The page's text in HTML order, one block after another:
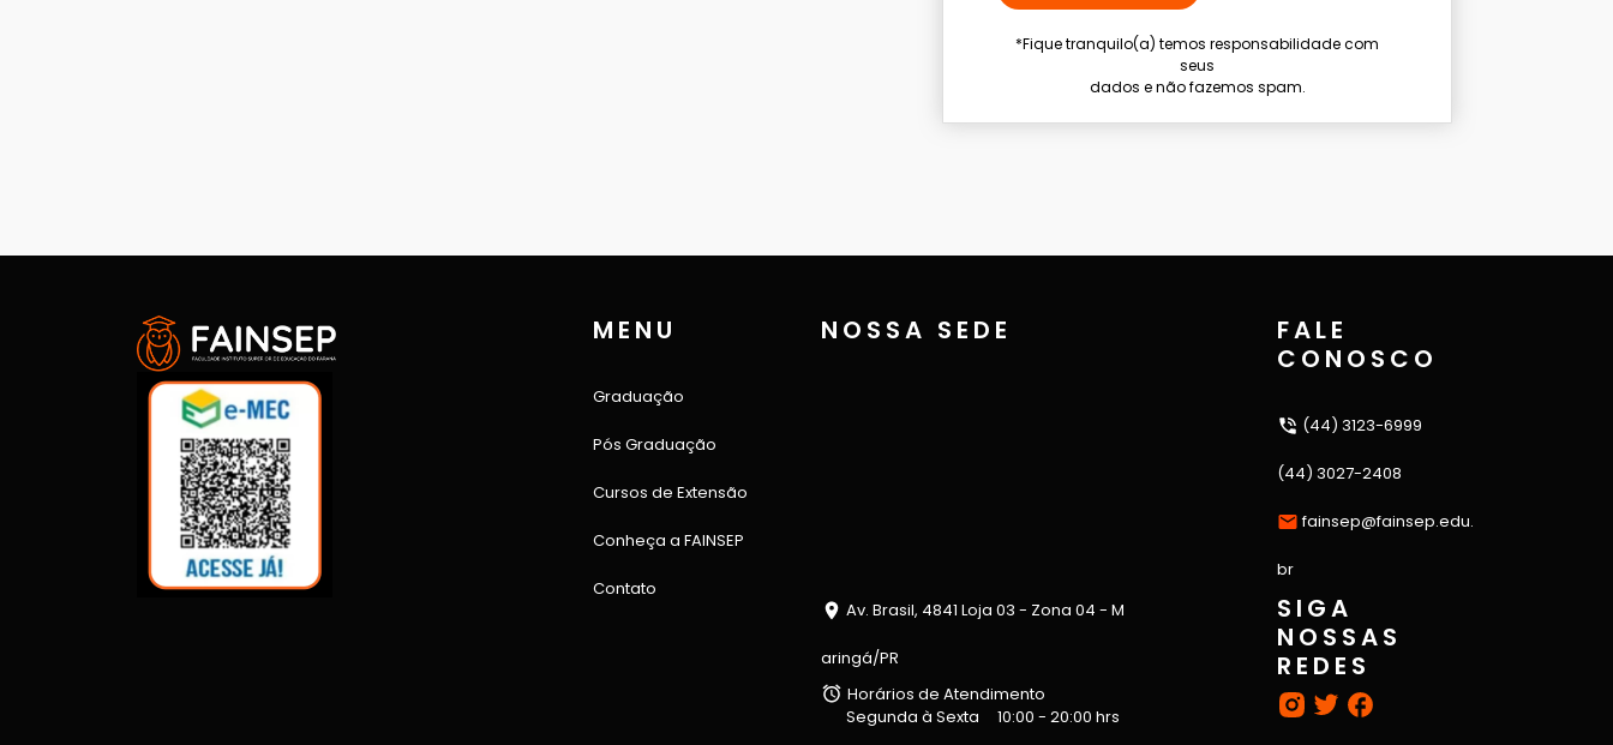
*Fique tranquilo(a) temos responsabilidade com
seus
dados e não fazemos spam.
MENU
Graduação
Pós Graduação
Cursos de Extensão
Conheça a FAINSEP
Contato
NOSSA SEDE
Av. Brasil, 4841 Loja 03 - Zona 04 - M
aringá/PR
Horários de Atendimento
Segunda à Sexta
10:00 - 20:00 hrs
FALE
CONOSCO
(44) 3123-6999
(44) 3027-2408
fainsep@fainsep.edu.
br
SIGA
NOSSAS
REDES